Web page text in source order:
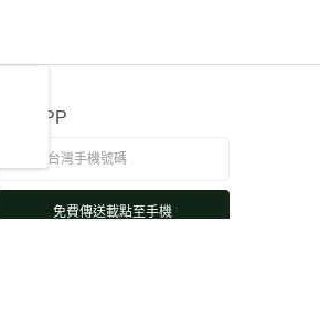
官方APP
免費傳送載點至手機